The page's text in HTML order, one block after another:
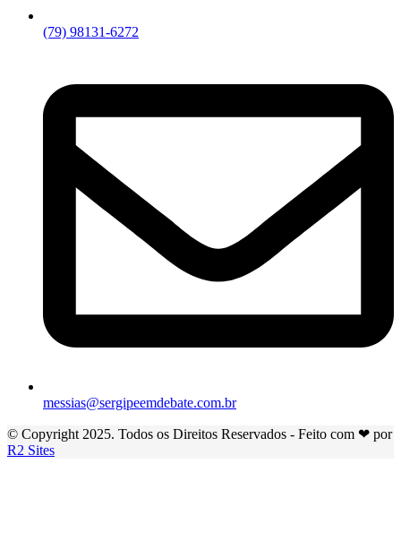
(79) 98131-6272
messias@sergipeemdebate.com.br
© Copyright 2025. Todos os Direitos Reservados - Feito com ❤ por
R2 Sites